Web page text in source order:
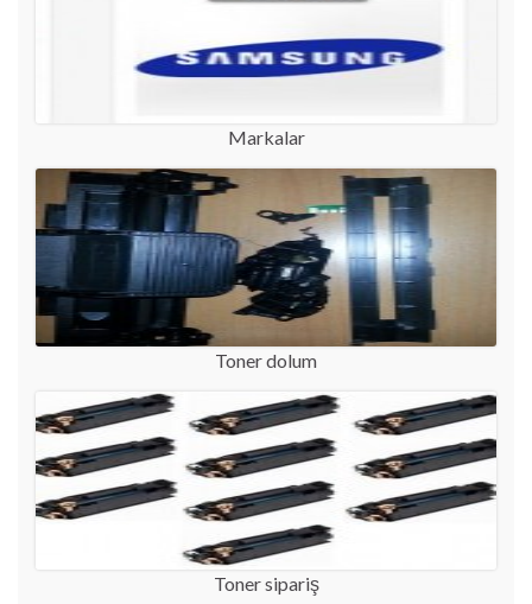
Markalar
Toner dolum
Toner sipariş